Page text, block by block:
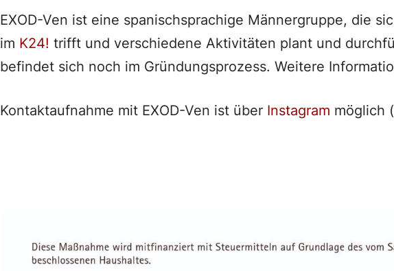
EXOD-Ven ist eine spanischsprachige Männergruppe, die
im K24! trifft und verschiedene Aktivitäten plant und
befindet sich noch im Gründungsprozess. Weitere
Kontaktaufnahme mit EXOD-Ven ist über Instagram möglich